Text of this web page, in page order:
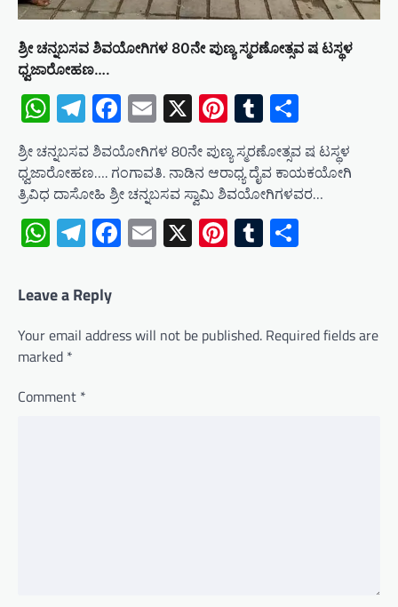
ಶ್ರೀ ಚನ್ನಬಸವ ಶಿವಯೋಗಿಗಳ 80ನೇ ಪುಣ್ಯ ಸ್ಮರಣೋತ್ಸವ ಷ ಟಸ್ಥಳ
ಧ್ವಜಾರೋಹಣ….
WhatsApp
Telegram
Facebook
Email
X Pinterest
Tumblr
ಶ್ರೀ ಚನ್ನಬಸವ ಶಿವಯೋಗಿಗಳ 80ನೇ ಪುಣ್ಯ ಸ್ಮರಣೋತ್ಸವ ಷ ಟಸ್ಥಳ
ಧ್ವಜಾರೋಹಣ…. ಗಂಗಾವತಿ. ನಾಡಿನ ಆರಾಧ್ಯ ದೈವ ಕಾಯಕಯೋಗಿ
ತ್ರಿವಿಧ ದಾಸೋಹಿ ಶ್ರೀ ಚನ್ನಬಸವ ಸ್ವಾಮಿ ಶಿವಯೋಗಿಗಳವರ…
WhatsApp
Telegram
Facebook
Email
X Pinterest
Tumblr
Leave a Reply
Your email address will not be published. Required fields are
marked *
Comment *